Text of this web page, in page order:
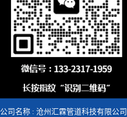
公司名称 : 沧州汇霖管道科技有限公司